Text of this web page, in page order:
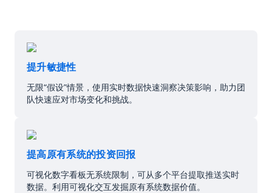
提升敏捷性
无限“假设”情景，使用实时数据快速洞察决策影响，助力团
队快速应对市场变化和挑战。
提高原有系统的投资回报
可视化数字看板无系统限制，可从多个平台提取推送实时
数据。利用可视化交互发掘原有系统数据价值。